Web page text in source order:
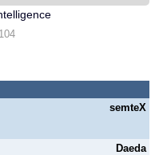
104
semteX
Daeda